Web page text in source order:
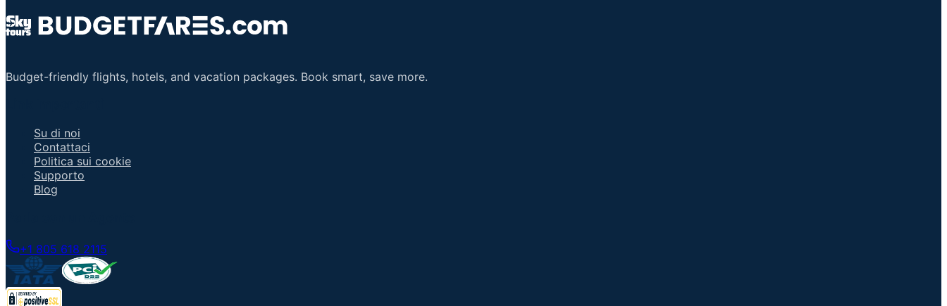
Budget-friendly flights, hotels, and vacation packages. Book smart, save more.
Su di noi
Contattaci
Politica sui cookie
Supporto
Blog
+1 805 618 2115